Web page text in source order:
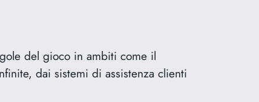
del gioco in ambiti come il
dai sistemi di assistenza clienti